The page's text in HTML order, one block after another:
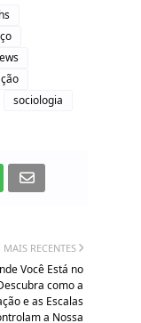
sociologia
MAIS RECENTES
Você Está no
como a
e as Escalas
a Nossa